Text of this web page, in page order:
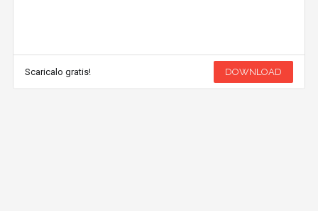
Scaricalo gratis! DOWNLOAD